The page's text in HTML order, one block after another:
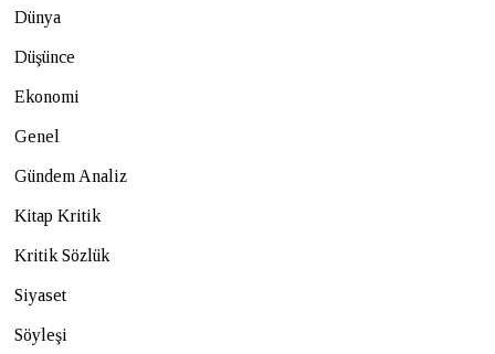
Dünya
Düşünce
Ekonomi
Genel
Gündem Analiz
Kitap Kritik
Kritik Sözlük
Siyaset
Söyleşi